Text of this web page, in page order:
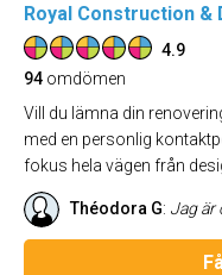
Royal Construction &
4.9
94 omdömen
Vill du lämna din
med en personlig
fokus hela vägen från
Théodora G: Jag är otroligt nöjd med Royal Construction Designs arbete